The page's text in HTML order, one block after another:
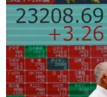
ຊີວິດຊາວລາວ
ຊຸມຊົນຊາວລາວ
ວິທະຍາສາດ-ເທັກໂນໂລຈີ
ທຸລະກິດ
ພາສາອັງກິດ